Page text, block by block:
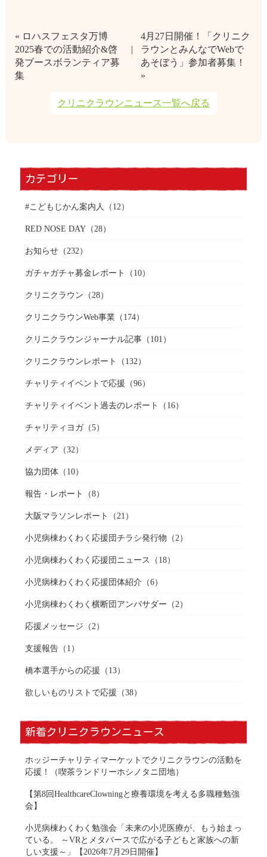
« ロハスフェスタ万博
2025春での活動紹介&啓
発ブースボランティア募
集
4月27日開催！「クリニク
ラウンとみんなでWebで
あそぼう」参加者募集！
»
クリニクラウンニュース一覧へ戻る
カテゴリー
#こどもじかん案内人 （12）
RED NOSE DAY（28）
お知らせ（232）
ガチャガチャ募金レポート （10）
クリニクラウン （28）
クリニクラウンWeb事業（174）
クリニクラウンジャーナル記事（101）
クリニクラウンレポート （132）
チャリティイベントで応援 （96）
チャリティイベント過去のレポート （16）
チャリティヨガ（5）
メディア （32）
協力団体（10）
報告・レポート （8）
大阪マラソンレポート （21）
小児病棟わくわく応援団チラシ発行物 （2）
小児病棟わくわく応援団ニュース （18）
小児病棟わくわく応援団体紹介 （6）
小児病棟わくわく横断団アンバサダー （2）
応援メッセージ （2）
支援報告（1）
橋本選手からの応援 （13）
欲しいものリストで応援 （38）
新着クリニクラウンニュース
ホッジーチャリティマーケットでクリニクラウンの活動を
応援！（喫茶ランドリーホシノタニ団地）
【第8回HealthcareClowningと療養環境を考える多職種勉強
会】
小児病棟わくわく勉強会「未来の小児医療が、もう始まっ
ている。 ～VRとメタバースで広がる子どもと家族への新
しい支援～」【2026年7月29日開催】